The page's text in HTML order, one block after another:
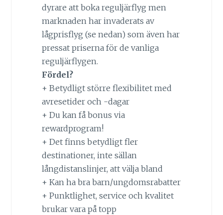
dyrare att boka reguljärflyg men
marknaden har invaderats av
lågprisflyg (se nedan) som även har
pressat priserna för de vanliga
reguljärflygen.
Fördel?
+ Betydligt större flexibilitet med
avresetider och -dagar
+ Du kan få bonus via
rewardprogram!
+ Det finns betydligt fler
destinationer, inte sällan
långdistanslinjer, att välja bland
+ Kan ha bra barn/ungdomsrabatter
+ Punktlighet, service och kvalitet
brukar vara på topp